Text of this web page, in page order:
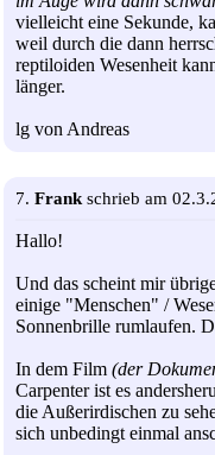
vielleicht eine Sekunde,
weil durch die dann
reptiloiden Wesenheit
länger.
lg von Andreas
7. Frank schrieb am
Hallo!
Und das scheint mir
einige "Menschen" /
Sonnenbrille rumlaufen.
In dem Film (der
Carpenter ist es
die Außerirdischen zu
sich unbedingt einmal